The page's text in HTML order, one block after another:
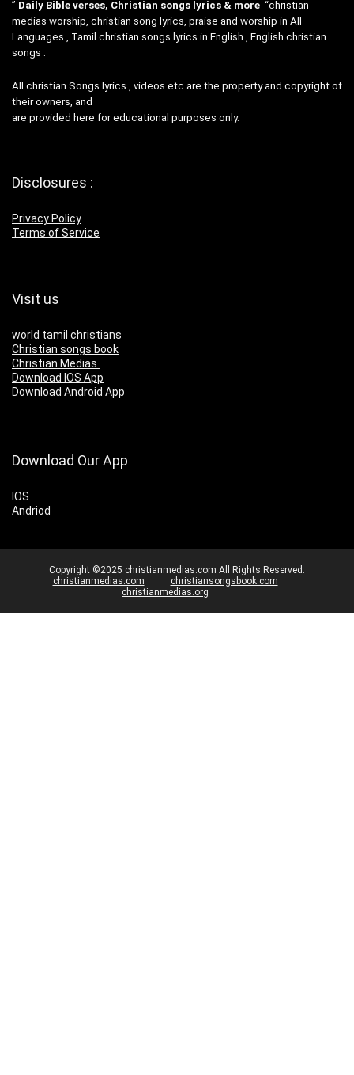
” Daily Bible verses, Christian songs lyrics & more “christian
medias worship, christian song lyrics, praise and worship in All
Languages , Tamil christian songs lyrics in English , English christian
songs .
All christian Songs lyrics , videos etc are the property and copyright of
their owners, and
are provided here for educational purposes only.
Disclosures :
Privacy Policy
Terms of Service
Visit us
world tamil christians
Christian songs book
Christian Medias
Download IOS App
Download Android App
Download Our App
IOS
Andriod
Copyright ©2025 christianmedias.com All Rights Reserved.
christianmedias.com
christiansongsbook.com
christianmedias.org